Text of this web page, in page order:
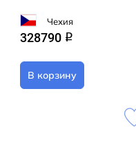
Установка - пристенная
Гарантия - 3 года
Чехия
328790 q
В корзину